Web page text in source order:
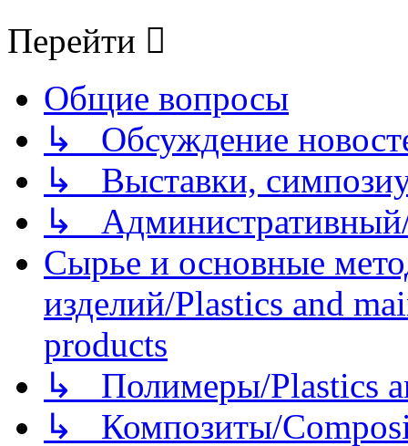
Перейти
Общие вопросы
↳ Обсуждение
↳ Выставки,
↳
Сырье и основные
изделий/Plastics and
products
↳ Полимеры/Plastics
↳ Композиты/